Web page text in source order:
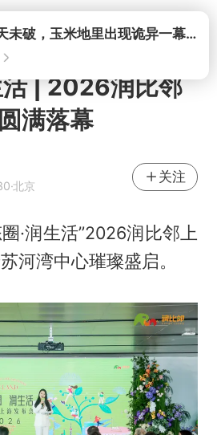
打开西平命案8天未破，玉米地里出现诡异一幕，我突然想起了欧金中
| 2026润比邻
满落幕
·北京
关注
·润生活”2026润比邻上
河湾中心璀璨盛启。